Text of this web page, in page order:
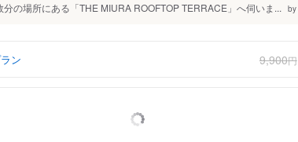
の場所にある「THE MIURA ROOFTOP TERRACE」へ伺いま... by
ン 9,900円